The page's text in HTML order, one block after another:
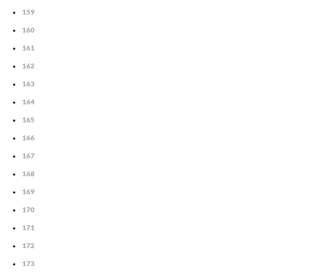
159
160
161
162
163
164
165
166
167
168
169
170
171
172
173